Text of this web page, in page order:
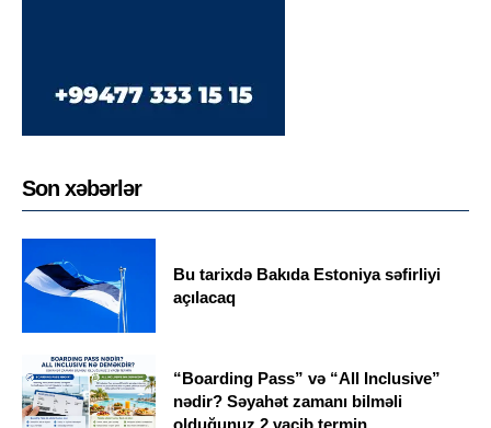
Son xəbərlər
Bu tarixdə Bakıda Estoniya səfirliyi
açılacaq
“Boarding Pass” və “All Inclusive”
nədir? Səyahət zamanı bilməli
olduğunuz 2 vacib termin